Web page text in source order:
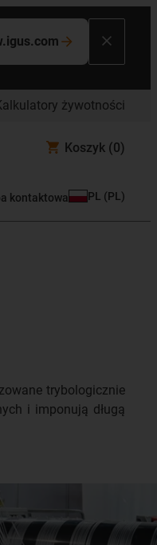
żywotności
Koszyk (0)
kontaktowa PL (PL )
trybologicznie
i imponują długą